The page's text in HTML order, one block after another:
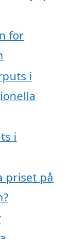
för
i
i
priset på